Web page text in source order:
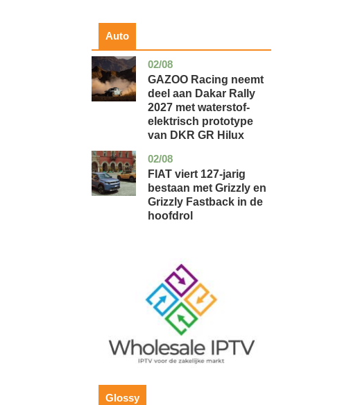
Auto
02/08
auto
GAZOO Racing neemt
deel aan Dakar Rally
2027 met waterstof-
elektrisch prototype
van DKR GR Hilux
02/08
auto
FIAT viert 127-jarig
bestaan met Grizzly en
Grizzly Fastback in de
hoofdrol
Glossy